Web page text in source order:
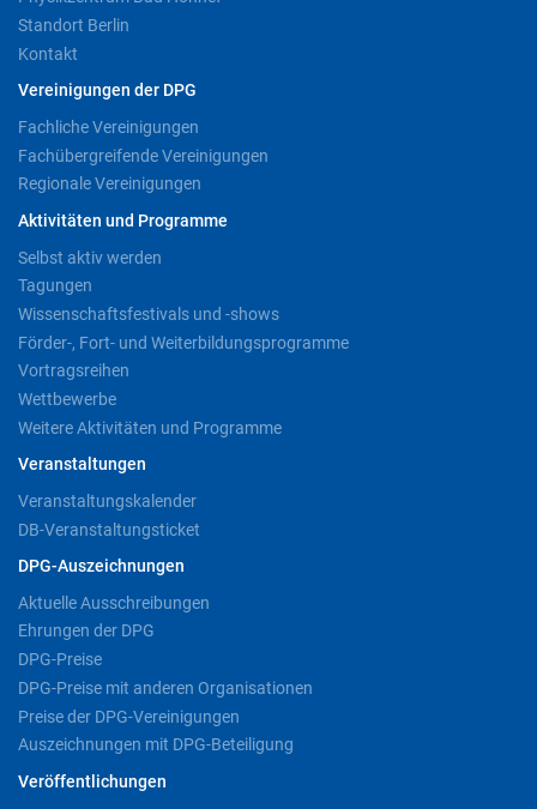
Standort Berlin
Kontakt
Vereinigungen der DPG
Fachliche Vereinigungen
Fachübergreifende Vereinigungen
Regionale Vereinigungen
Aktivitäten und Programme
Selbst aktiv werden
Tagungen
Wissenschaftsfestivals und -shows
Förder-, Fort- und Weiterbildungsprogramme
Vortragsreihen
Wettbewerbe
Weitere Aktivitäten und Programme
Veranstaltungen
Veranstaltungskalender
DB-Veranstaltungsticket
DPG-Auszeichnungen
Aktuelle Ausschreibungen
Ehrungen der DPG
DPG-Preise
DPG-Preise mit anderen Organisationen
Preise der DPG-Vereinigungen
Auszeichnungen mit DPG-Beteiligung
Veröffentlichungen